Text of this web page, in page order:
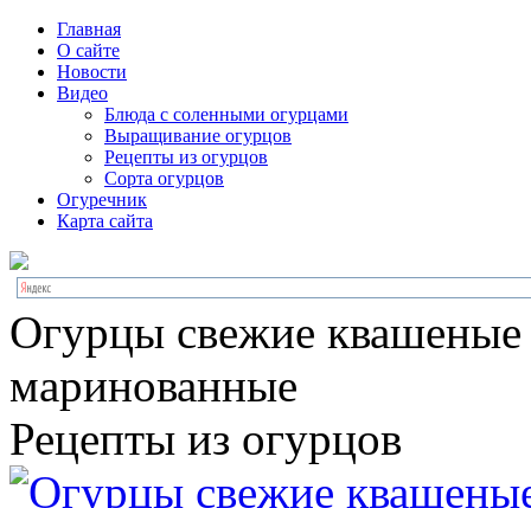
Главная
О сайте
Новости
Видео
Блюда с соленными огурцами
Выращивание огурцов
Рецепты из огурцов
Сорта огурцов
Огуречник
Карта сайта
Огурцы свежие
маринованные
Рецепты из огурцов